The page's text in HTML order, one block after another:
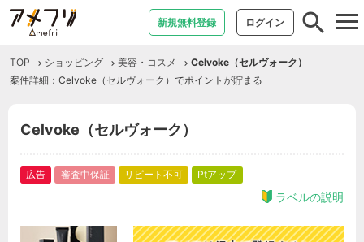
新規無料登録 ログイン
TOP ショッピング 美容・コスメ
Celvoke（セルヴォーク）
案件詳細：Celvoke（セルヴォーク）でポイントが貯まる
Celvoke（セルヴォーク）
広告 審査中保証 リピート不可 Ptアップ
ラベルの説明